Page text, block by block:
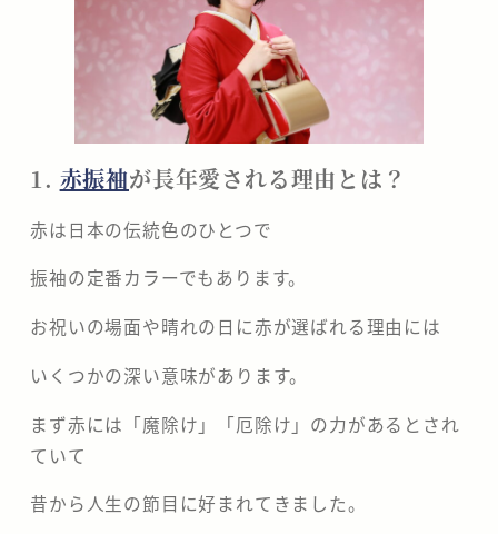
1. 赤振袖が長年愛される理由とは？
赤は日本の伝統色のひとつで
振袖の定番カラーでもあります。
お祝いの場面や晴れの日に赤が選ばれる理由には
いくつかの深い意味があります。
まず赤には「魔除け」「厄除け」の力があるとされ
ていて
昔から人生の節目に好まれてきました。